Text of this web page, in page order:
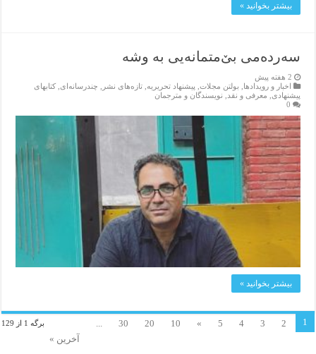
بیشتر بخوانید »
سەردەمی بێ‌متمانەیی بە وشە
2 هفته پیش
اخبار و رویدادها
بولتن مجلات پیشنهاد تحریریه ,تازەهای نشر چندرسانه‌ای ,کتابهای
پیشنهادی
معرفی و نقد
نویسندگان و مترجمان
0
بیشتر بخوانید »
برگه 1 از 129 1
2
3
4
5
»
10
20
30
...
آخرین »